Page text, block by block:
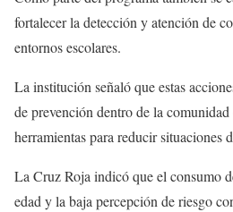
fortalecer la detección y atención de
entornos escolares.
La institución señaló que estas
de prevención dentro de la
herramientas para reducir situaciones
La Cruz Roja indicó que el consumo
edad y la baja percepción de riesgo